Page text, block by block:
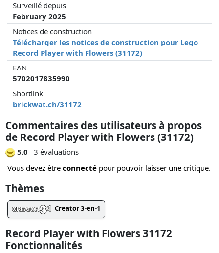
Surveillé depuis
February 2025
Notices de construction
Télécharger les notices de construction pour Lego
Record Player with Flowers (31172)
EAN
5702017835990
Shortlink
brickwat.ch/31172
Commentaires des utilisateurs à propos
de Record Player with Flowers (31172)
5.0
3 évaluations
Vous devez être connecté pour pouvoir laisser une critique.
Thèmes
Creator 3-en-1
Record Player with Flowers 31172
Fonctionnalités